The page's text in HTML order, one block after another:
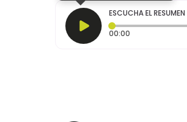
ESCUCHA EL RESUMEN
00:00